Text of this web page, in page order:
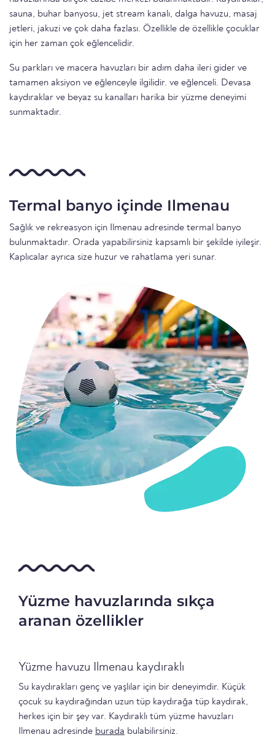
sauna, buhar banyosu, jet stream kanalı, dalga havuzu, masaj
jetleri, jakuzi ve çok daha fazlası. Özellikle de özellikle çocuklar
için her zaman çok eğlencelidir.
Su parkları ve macera havuzları bir adım daha ileri gider ve
tamamen aksiyon ve eğlenceyle ilgilidir. ve eğlenceli. Devasa
kaydıraklar ve beyaz su kanalları harika bir yüzme deneyimi
sunmaktadır.
Termal banyo içinde Ilmenau
Sağlık ve rekreasyon için Ilmenau adresinde termal banyo
bulunmaktadır. Orada yapabilirsiniz kapsamlı bir şekilde iyileşir.
Kaplıcalar ayrıca size huzur ve rahatlama yeri sunar.
Yüzme havuzlarında sıkça
aranan özellikler
Yüzme havuzu Ilmenau kaydıraklı
Su kaydırakları genç ve yaşlılar için bir deneyimdir. Küçük
çocuk su kaydırağından uzun tüp kaydırağa tüp kaydırak,
herkes için bir şey var. Kaydıraklı tüm yüzme havuzları
Ilmenau adresinde burada bulabilirsiniz.